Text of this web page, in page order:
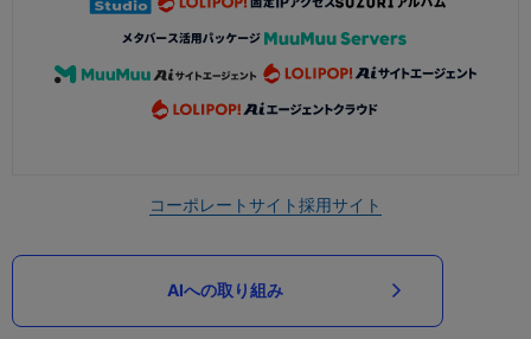
コーポレートサイト採用サイト
AIへの取り組み